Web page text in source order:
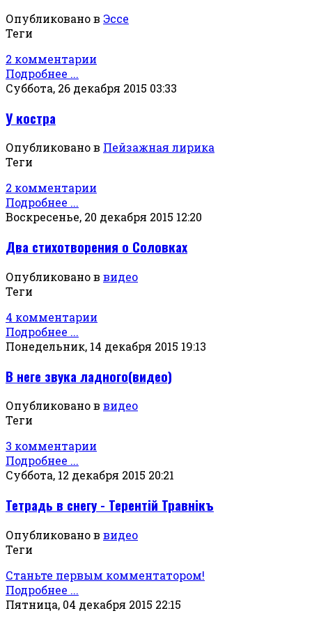
Опубликовано в Эссе
Теги
2 комментарии
Подробнее ...
Суббота, 26 декабря 2015 03:33
У костра
Опубликовано в Пейзажная лирика
Теги
2 комментарии
Подробнее ...
Воскресенье, 20 декабря 2015 12:20
Два стихотворения о Соловках
Опубликовано в видео
Теги
4 комментарии
Подробнее ...
Понедельник, 14 декабря 2015 19:13
В неге звука ладного(видео)
Опубликовано в видео
Теги
3 комментарии
Подробнее ...
Суббота, 12 декабря 2015 20:21
Тетрадь в снегу - Терентiй Травнiкъ
Опубликовано в видео
Теги
Станьте первым комментатором!
Подробнее ...
Пятница, 04 декабря 2015 22:15